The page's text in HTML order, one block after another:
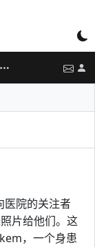
医院的关注者
片给他们。这
，一个身患